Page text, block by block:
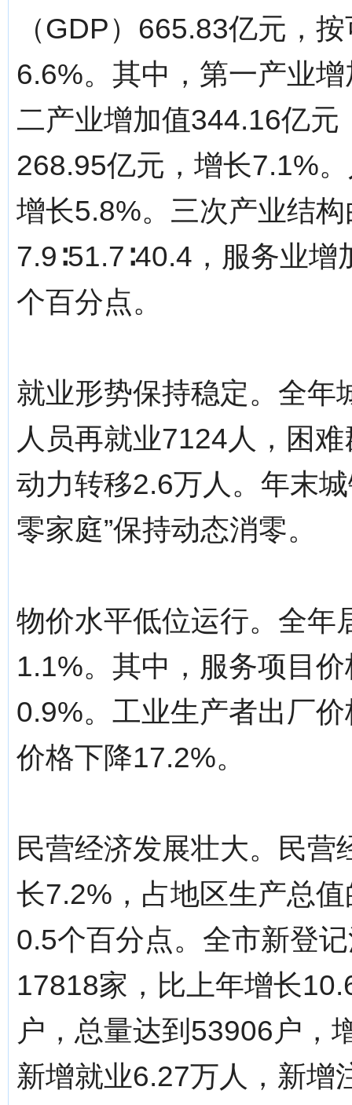
（GDP）665.83亿元，
6.6%。其中，第一产业
二产业增加值344.16亿
268.95亿元，增长7.1%
增长5.8%。三次产业结
7.9∶51.7∶40.4，服务业
个百分点。
就业形势保持稳定。全年
人员再就业7124人，困
动力转移2.6万人。年末
零家庭”保持动态消零。
物价水平低位运行。全年
1.1%。其中，服务项目
0.9%。工业生产者出厂
价格下降17.2%。
民营经济发展壮大。民
长7.2%，占地区生产总
0.5个百分点。全市新登
17818家，比上年增长
户，总量达到53906户，
新增就业6.27万人，新增